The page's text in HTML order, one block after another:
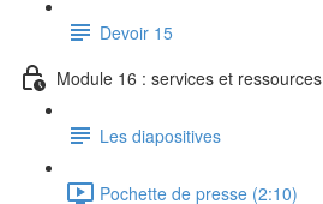
Devoir 15
Module 16 : services et ressources
Les diapositives
Pochette de presse (2:10)